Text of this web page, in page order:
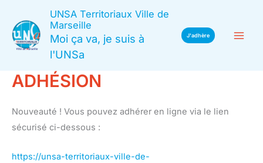
contenu
UNSA Territoriaux Ville de
Marseille
Moi ça va, je suis à
l'UNSa
J'adhère
ADHÉSION
Nouveauté ! Vous pouvez adhérer en ligne via le lien
sécurisé ci-dessous :
https://unsa-territoriaux-ville-de-